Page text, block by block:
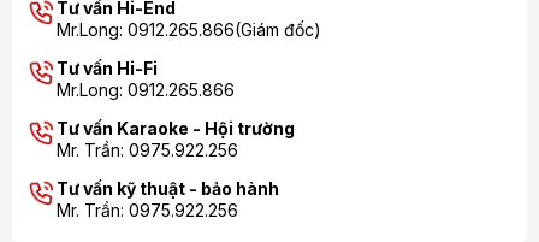
Tư vấn Hi-End
Mr.Long: 0912.265.866(Giám đốc)
Tư vấn Hi-Fi
Mr.Long: 0912.265.866
Tư vấn Karaoke - Hội trường
Mr. Trần: 0975.922.256
Tư vấn kỹ thuật - bảo hành
Mr. Trần: 0975.922.256